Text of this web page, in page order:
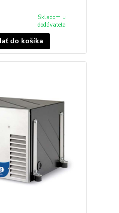
Skladom u
dodávateľa
do košíka